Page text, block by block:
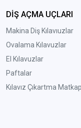
DİŞ AÇMA UÇLARI
Makina Diş Kılavıuzlar
Ovalama Kılavuzlar
El Kılavuzlar
Paftalar
Kılavız Çıkartma